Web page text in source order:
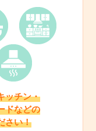
ッチン・
ドなどの
さい！